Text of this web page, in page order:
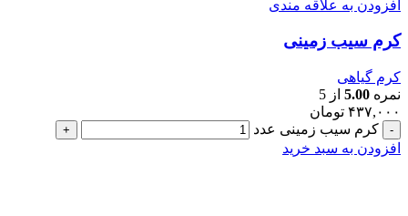
افزودن به علاقه مندی
کرم سیب زمینی
کرم گیاهی
نمره 5.00 از 5
۴۳۷,۰۰۰ تومان
کرم سیب زمینی عدد
افزودن به سبد خرید